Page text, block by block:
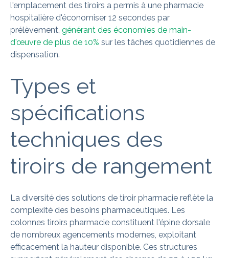
l'emplacement des tiroirs a permis à une pharmacie
hospitalière d'économiser 12 secondes par
prélèvement, générant des économies de main-
d'œuvre de plus de 10% sur les tâches quotidiennes de
dispensation.
Types et
spécifications
techniques des
tiroirs de rangement
La diversité des solutions de tiroir pharmacie reflète la
complexité des besoins pharmaceutiques. Les
colonnes tiroirs pharmacie constituent l'épine dorsale
de nombreux agencements modernes, exploitant
efficacement la hauteur disponible. Ces structures